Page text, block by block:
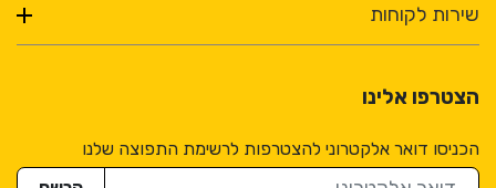
שירות לקוחות
הצטרפו אלינו
הכניסו דואר אלקטרוני להצטרפות לרשימת התפוצה שלנו
דואר אלקטרוני